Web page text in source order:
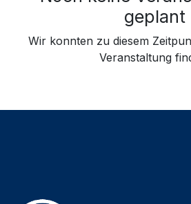
geplant
Wir konnten zu diesem
Veranstaltung